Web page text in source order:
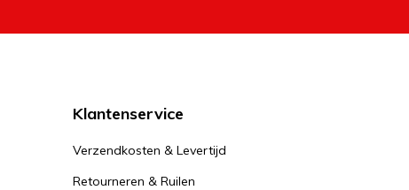
Klantenservice
Verzendkosten & Levertijd
Retourneren & Ruilen